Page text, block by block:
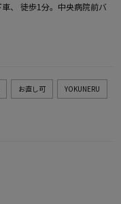
、 徒歩1分。中央病院前バ
お直し可 YOKUNERU